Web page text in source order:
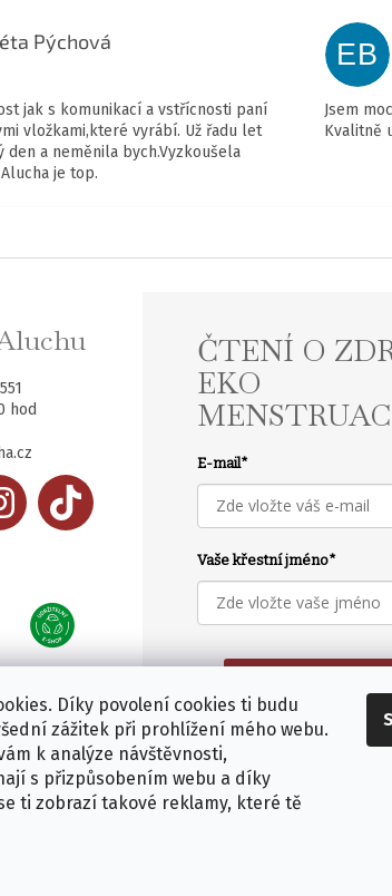
Díky povolení cookies ti budu
zážitek při prohlížení mého webu.
k analýze návštěvnosti,
s přizpůsobením webu a díky
ti zobrazí takové reklamy, které tě
Pýchová
obchodu je 5 z 5 hvězdiček.
jak s komunikací a vstřícnosti paní
vložkami,které vyrábí. Už řadu let
den a neměnila bych.Vyzkoušela
je top.
EB
Jsem
Kvalitně
hod
ČTENÍ O
EKO
E-mail*
Vaše křestní jméno*
Zádasady zpracování